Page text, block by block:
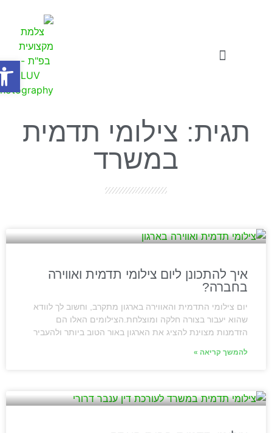
תגית: צילומי תדמית
במשרד
איך להתכונן ליום צילומי תדמית ואווירה
בחברה?
יום צילומי התדמית והאווירה בארגון מתקרב, וחשוב לך לוודא
שהוא יעבור בצורה חלקה ומוצלחת.הצילומים האלו הם
הזדמנות מצוינת להציג את הארגון באור הטוב ביותר ולהעביר
להמשך קריאה »